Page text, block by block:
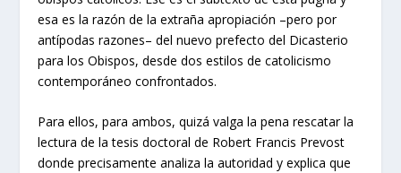
esa es la razón de la extraña apropiación –pero por
antípodas razones– del nuevo prefecto del Dicasterio
para los Obispos, desde dos estilos de catolicismo
contemporáneo confrontados.
Para ellos, para ambos, quizá valga la pena rescatar la
lectura de la tesis doctoral de Robert Francis Prevost
donde precisamente analiza la autoridad y explica que